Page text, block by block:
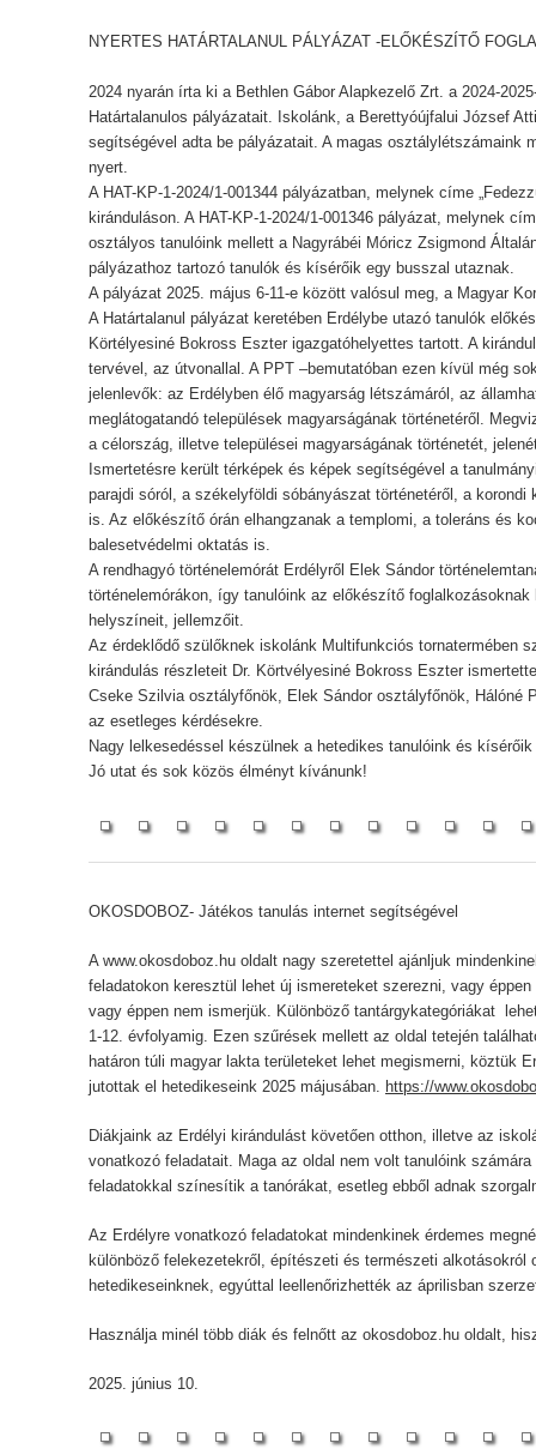
NYERTES HATÁRTALANUL PÁLYÁZAT -ELŐKÉSZÍTŐ
2024 nyarán írta ki a Bethlen Gábor Alapkezelő Zrt. a 2024-
Határtalanulos pályázatait. Iskolánk, a Berettyóújfalui József
segítségével adta be pályázatait. A magas osztálylétszámaink
nyert.
A HAT-KP-1-2024/1-001344 pályázatban, melynek címe
kiránduláson. A HAT-KP-1-2024/1-001346 pályázat, melynek
osztályos tanulóink mellett a Nagyrábéi Móricz Zsigmond
pályázathoz tartozó tanulók és kísérőik egy busszal utaznak.
A pályázat 2025. május 6-11-e között valósul meg, a Magyar
A Határtalanul pályázat keretében Erdélybe utazó tanulók
Körtélyesiné Bokross Eszter igazgatóhelyettes tartott. A
tervével, az útvonallal. A PPT –bemutatóban ezen kívül még
jelenlevők: az Erdélyben élő magyarság létszámáról, az
meglátogatandó települések magyarságának történetéről.
a célország, illetve települései magyarságának történetét,
Ismertetésre került térképek és képek segítségével a
parajdi sóról, a székelyföldi sóbányászat történetéről, a
is. Az előkészítő órán elhangzanak a templomi, a toleráns és
balesetvédelmi oktatás is.
A rendhagyó történelemórát Erdélyről Elek Sándor
történelemórákon, így tanulóink az előkészítő
helyszíneit, jellemzőit.
Az érdeklődő szülőknek iskolánk Multifunkciós tornatermében
kirándulás részleteit Dr. Körtvélyesiné Bokross Eszter
Cseke Szilvia osztályfőnök, Elek Sándor osztályfőnök, Hálóné
az esetleges kérdésekre.
Nagy lelkesedéssel készülnek a hetedikes tanulóink és
Jó utat és sok közös élményt kívánunk!
OKOSDOBOZ- Játékos tanulás internet segítségével
A www.okosdoboz.hu oldalt nagy szeretettel ajánljuk
feladatokon keresztül lehet új ismereteket szerezni, vagy
vagy éppen nem ismerjük. Különböző tantárgykategóriákat
1-12. évfolyamig. Ezen szűrések mellett az oldal tetején
határon túli magyar lakta területeket lehet megismerni, köztük
jutottak el hetedikeseink 2025 májusában. https://
Diákjaink az Erdélyi kirándulást követően otthon, illetve az
vonatkozó feladatait. Maga az oldal nem volt tanulóink
feladatokkal színesítik a tanórákat, esetleg ebből adnak
Az Erdélyre vonatkozó feladatokat mindenkinek érdemes
különböző felekezetekről, építészeti és természeti
hetedikeseinknek, egyúttal leellenőrizhették az áprilisban
Használja minél több diák és felnőtt az okosdoboz.hu oldalt,
2025. június 10.